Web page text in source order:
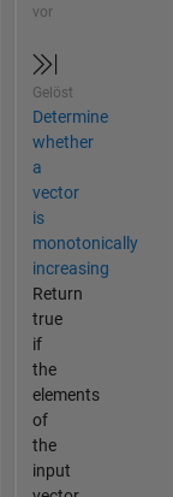
vor
Gelöst
Determine
whether
a
vector
is
monotonically
increasing
Return
true
if
the
elements
of
the
input